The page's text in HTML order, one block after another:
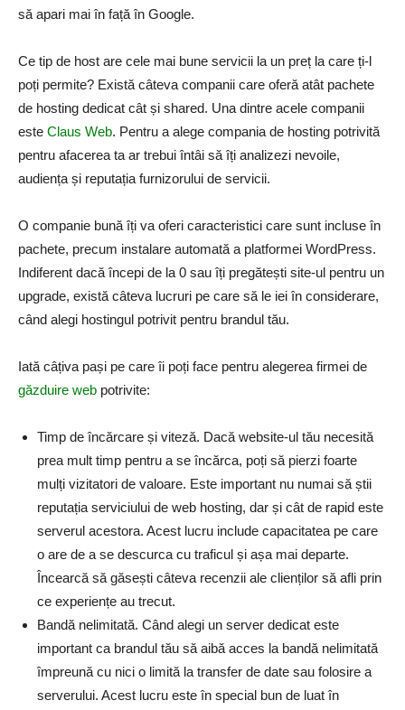
să apari mai în față în Google.
Ce tip de host are cele mai bune servicii la un preț la care ți-l
poți permite? Există câteva companii care oferă atât pachete
de hosting dedicat cât și shared. Una dintre acele companii
este Claus Web. Pentru a alege compania de hosting potrivită
pentru afacerea ta ar trebui întâi să îți analizezi nevoile,
audiența și reputația furnizorului de servicii.
O companie bună îți va oferi caracteristici care sunt incluse în
pachete, precum instalare automată a platformei WordPress.
Indiferent dacă începi de la 0 sau îți pregătești site-ul pentru un
upgrade, există câteva lucruri pe care să le iei în considerare,
când alegi hostingul potrivit pentru brandul tău.
Iată câțiva pași pe care îi poți face pentru alegerea firmei de
găzduire web potrivite:
Timp de încărcare și viteză. Dacă website-ul tău necesită
prea mult timp pentru a se încărca, poți să pierzi foarte
mulți vizitatori de valoare. Este important nu numai să știi
reputația serviciului de web hosting, dar și cât de rapid este
serverul acestora. Acest lucru include capacitatea pe care
o are de a se descurca cu traficul și așa mai departe.
Încearcă să găsești câteva recenzii ale clienților să afli prin
ce experiențe au trecut.
Bandă nelimitată. Când alegi un server dedicat este
important ca brandul tău să aibă acces la bandă nelimitată
împreună cu nici o limită la transfer de date sau folosire a
serverului. Acest lucru este în special bun de luat în